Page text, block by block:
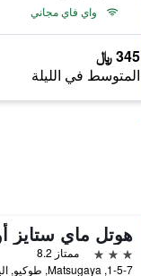
واي فاي مجاني
345 ﷼
المتوسط في الليلة
3 نجوم
ممتاز 8.2
1-5-7, Matsugaya, طوكيو, اليابان